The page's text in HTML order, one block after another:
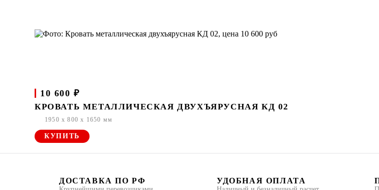
10 600 ₽
КРОВАТЬ МЕТАЛЛИЧЕСКАЯ ДВУХЪЯРУСНАЯ КД 02
1950 x 800 x 1650 мм
КУПИТЬ
ДОСТАВКА ПО РФ УДОБНАЯ ОПЛАТА